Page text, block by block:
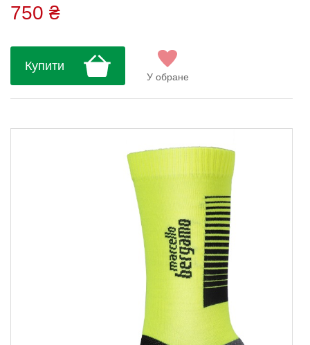
см.Пряжа: Lycra Sport – Merino Склад: 19%
поліамід, 39% акрил, 39% шерсть, 3%
машинці на делікатному режимі (до 30°C)
Використовувати нейтральний засіб або
засіб для спортивного одягу ...
750 ₴
Купити
У обране